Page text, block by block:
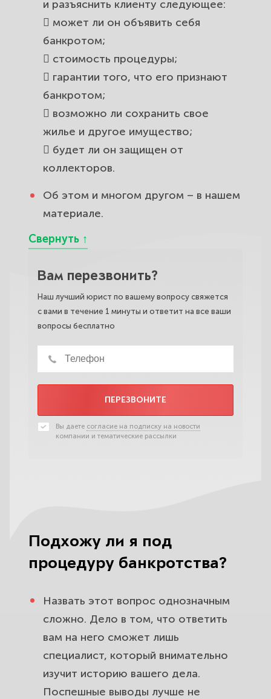
и разъяснить клиенту следующее:
 может ли он объявить себя
банкротом;
 стоимость процедуры;
 гарантии того, что его признают
банкротом;
 возможно ли сохранить свое
жилье и другое имущество;
 будет ли он защищен от
коллекторов.
Об этом и многом другом – в нашем
материале.
Вам перезвонить?
Наш лучший юрист по вашему вопросу свяжется
с вами в течение 1 минуты и ответит на все ваши
вопросы бесплатно
ПЕРЕЗВОНИТЕ
Вы даете согласие на подписку на новости
компании и тематические рассылки
Подхожу ли я под
процедуру банкротства?
Назвать этот вопрос однозначным
сложно. Дело в том, что ответить
вам на него сможет лишь
специалист, который внимательно
изучит историю вашего дела.
Поспешные выводы лучше не